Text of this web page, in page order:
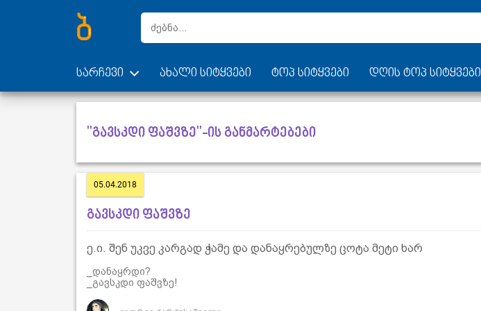
სარჩევი ახალი სიტყვები ტოპ სიტყვები დღის ტოპ სიტყვები
"გავსკდი ფაშვზე"-ის განმარტებები
05.04.2018
გავსკდი ფაშვზე
ე.ი. შენ უკვე კარგად ჭამე და დანაყრებულზე ცოტა მეტი ხარ
_დანაყრდი?
_გავსკდი ფაშვზე!